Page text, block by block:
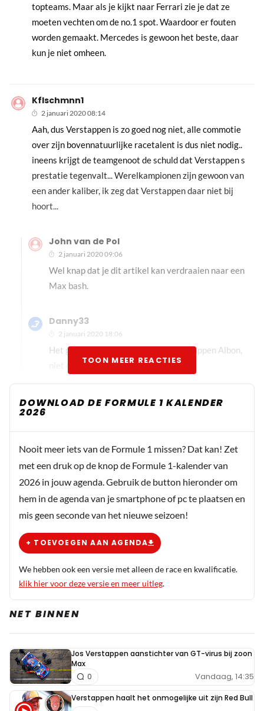
topteams. Maar als je kijkt naar Ferrari zie je dat ze
moeten vechten om de no.1 spot. Waardoor er fouten
worden gemaakt. Mercedes is gewoon het beste, daar
kun je niet omheen.
Kflschmnn1
2 januari 2020 08:14
Aah, dus Verstappen is zo goed nog niet, alle commotie
over zijn bovennatuurlijke racetalent is dus niet nodig..
ineens krijgt de teamgenoot de schuld dat Verstappen s
prestatie tegenvalt... Werelkampionen zijn gewoon van
een ander kaliber, ik zeg dat Verstappen daar niet bij
hoort...
John van de Pol
2 januari 2020 09:06
Wel knap dat je dit artikel kan verdraaien naar een
Max bash.
Danny33
2 januari 2020 18:06
Het gaat hier om de combinatie Verstappen Albon,
niet om Max alleen
monster truck
2 januari 2020 09:04
Haas valt bij mij niet onder de topteams. Volgens mij
doelt men in dit artikel op Red Bull, Ferrari en
Mercedes.
Wim Stenekes
2 januari 2020 12:35
Ozzy
2 januari 2020 12:36
De beste stuurlui staan al wal.. De meest irritante
TOON MEER REACTIES
DOWNLOAD DE FORMULE 1 KALENDER
2026
Nooit meer iets van de Formule 1 missen? Dat kan! Zet
met een druk op de knop de Formule 1-kalender van
2026 in jouw agenda. Gebruik de button hieronder om
hem in de agenda van je smartphone of pc te plaatsen en
mis geen seconde van het nieuwe seizoen!
+ TOEVOEGEN AAN AGENDA
We hebben ook een versie met alleen de race en kwalificatie.
klik hier voor deze versie en meer uitleg.
NET BINNEN
Jos Verstappen aanstichter van GT-virus bij zoon
Max
Vandaag, 14:35
0
Verstappen haalt het onmogelijke uit zijn Red Bull